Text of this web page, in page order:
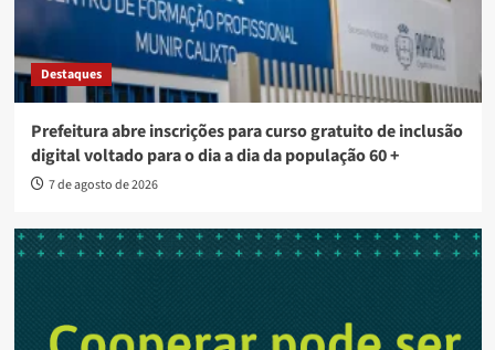
Destaques
Prefeitura abre inscrições para curso gratuito de inclusão
digital voltado para o dia a dia da população 60 +
7 de agosto de 2026